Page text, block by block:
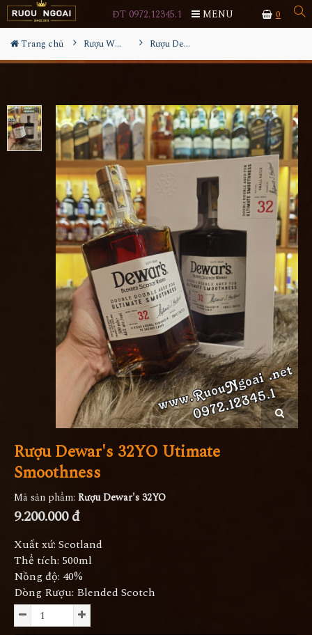
0
ĐT 0972.12345.1 MENU
Trang chủ Rượu Whisky Rượu Dewar's 32YO Utimate Smoothness
Rượu Dewar's 32YO Utimate
Smoothness
Mã sản phẩm: Rượu Dewar's 32YO
9.200.000 đ
Xuất xứ: Scotland
Thể tích: 500ml
Nồng độ: 40%
Dòng Rượu: Blended Scotch